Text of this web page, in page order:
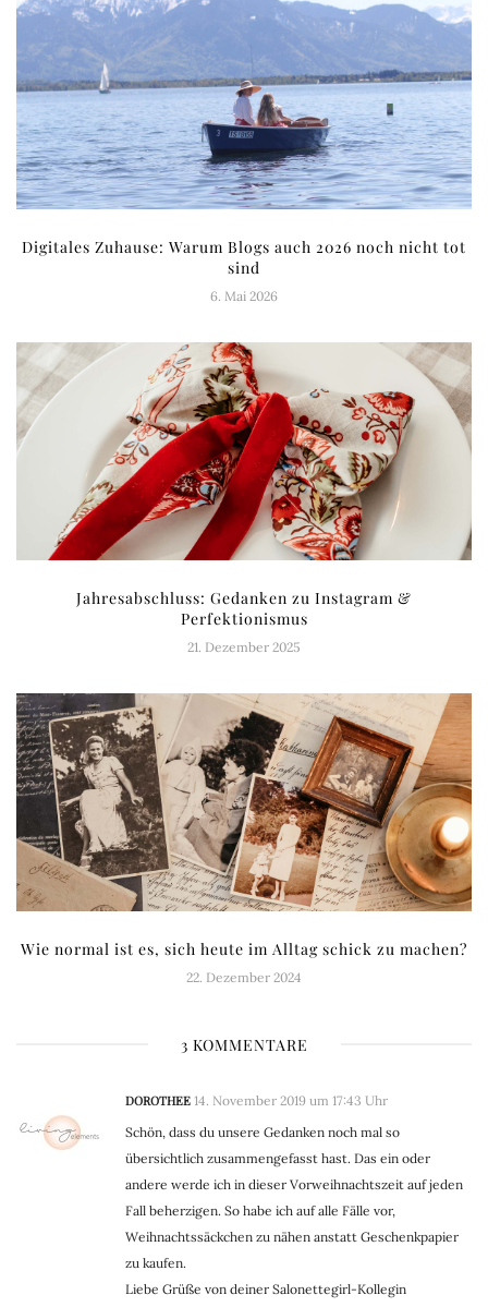
Digitales Zuhause: Warum Blogs auch 2026 noch nicht tot
sind
6. Mai 2026
Jahresabschluss: Gedanken zu Instagram &
Perfektionismus
21. Dezember 2025
Wie normal ist es, sich heute im Alltag schick zu machen?
22. Dezember 2024
3 KOMMENTARE
DOROTHEE 14. November 2019 um 17:43 Uhr
Schön, dass du unsere Gedanken noch mal so
übersichtlich zusammengefasst hast. Das ein oder
andere werde ich in dieser Vorweihnachtszeit auf jeden
Fall beherzigen. So habe ich auf alle Fälle vor,
Weihnachtssäckchen zu nähen anstatt Geschenkpapier
zu kaufen.
Liebe Grüße von deiner Salonettegirl-Kollegin